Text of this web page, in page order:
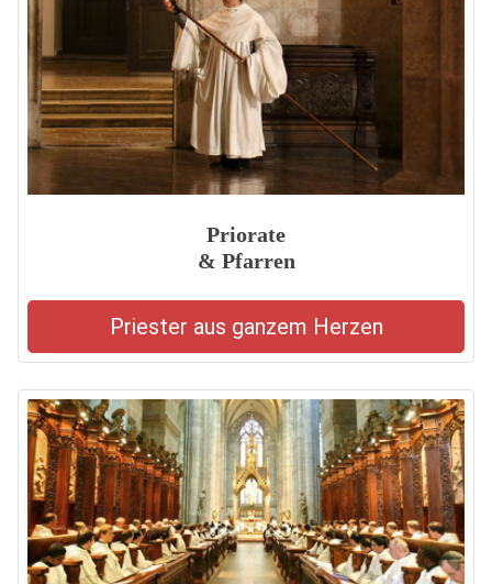
Priorate
& Pfarren
Priester aus ganzem Herzen